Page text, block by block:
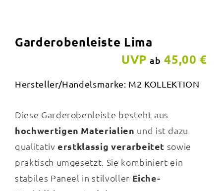
Garderobenleiste Lima
UVPab 45,00 €
Hersteller/Handelsmarke: M2 KOLLEKTION
Diese Garderobenleiste besteht aus
hochwertigen Materialien und ist dazu
qualitativerstklassig verarbeitet sowie
praktisch umgesetzt. Sie kombiniert ein
stabiles Paneel in stilvoller Eiche-